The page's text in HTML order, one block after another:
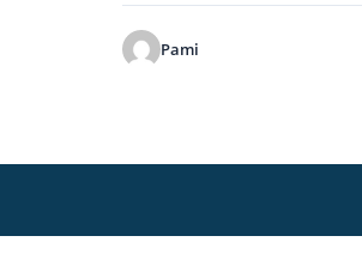
Pami